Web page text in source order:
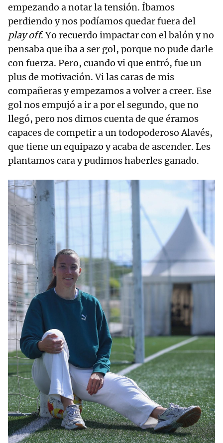
empezando a notar la tensión. Íbamos
perdiendo y nos podíamos quedar fuera del
play off. Yo recuerdo impactar con el balón y no
pensaba que iba a ser gol, porque no pude darle
con fuerza. Pero, cuando vi que entró, fue un
plus de motivación. Vi las caras de mis
compañeras y empezamos a volver a creer. Ese
gol nos empujó a ir a por el segundo, que no
llegó, pero nos dimos cuenta de que éramos
capaces de competir a un todopoderoso Alavés,
que tiene un equipazo y acaba de ascender. Les
plantamos cara y pudimos haberles ganado.